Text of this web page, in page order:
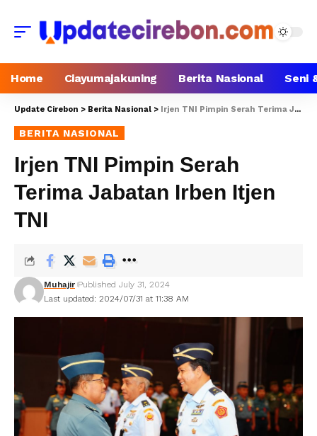
Home Ciayumajakuning Berita Nasional Seni
Update Cirebon > Berita Nasional > Irjen TNI Pimpin Serah Terima Jabatan Irben Itjen TNI
BERITA NASIONAL
Irjen TNI Pimpin Serah
Terima Jabatan Irben Itjen
TNI
Last updated: 2024/07/31 at 11:38 AM
Muhajir Published July 31, 2024